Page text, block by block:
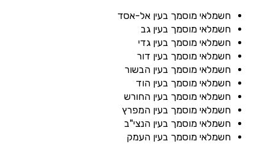
חשמלאי מוסמך בעין אל-אסד
חשמלאי מוסמך בעין גב
חשמלאי מוסמך בעין גדי
חשמלאי מוסמך בעין דור
חשמלאי מוסמך בעין הבשור
חשמלאי מוסמך בעין הוד
חשמלאי מוסמך בעין החורש
חשמלאי מוסמך בעין המפרץ
חשמלאי מוסמך בעין הנצי"ב
חשמלאי מוסמך בעין העמק